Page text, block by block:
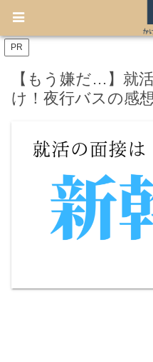
【7月から免許不要に！】
PR
【もう嫌だ…】就
け！夜行バスの感想